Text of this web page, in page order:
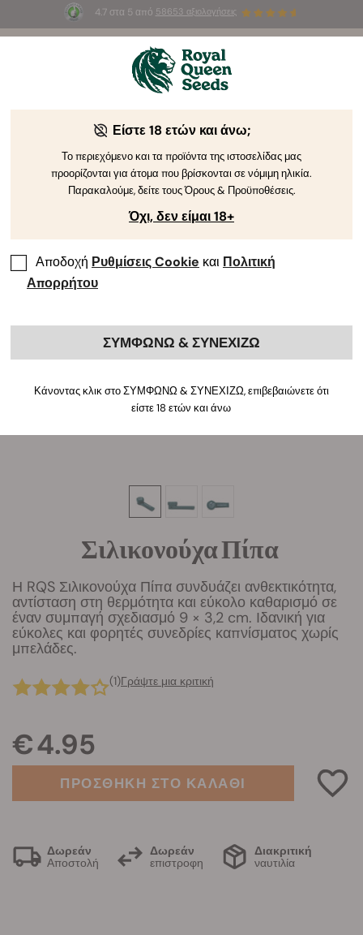
4.7 στα 5 από 58653 αξιολογήσεις
Summer Sales : Έως και -50%
προϊόντα! ⏤
Σιλικονούχα Πίπα
Η RQS Σιλικονούχα Πίπα συνδυάζει ανθεκτικότητα,
αντίσταση στη θερμότητα και εύκολο καθαρισμό σε
έναν συμπαγή σχεδιασμό 9 × 3,2 cm. Ιδανική για
εύκολες και φορητές συνεδρίες καπνίσματος χωρίς
μπελάδες.
(1)Γράψτε μια κριτική
€ 4.95
ΠΡΟΣΘΗΚΗ ΣΤΟ ΚΑΛΑΘΙ
Δωρεάν
Αποστολή
Δωρεάν
επιστροφη
Διακριτική
ναυτιλία
Είστε 18 ετών και άνω;
Το περιεχόμενο και τα προϊόντα της ιστοσελίδας μας
προορίζονται για άτομα που βρίσκονται σε νόμιμη ηλικία.
Παρακαλούμε, δείτε τους Όρους & Προϋποθέσεις.
Όχι, δεν είμαι 18+
Αποδοχή Ρυθμίσεις Cookie και Πολιτική
Απορρήτου
ΣΥΜΦΩΝΩ & ΣΥΝΕΧΙΖΩ
Κάνοντας κλικ στο ΣΥΜΦΩΝΩ & ΣΥΝΕΧΙΖΩ, επιβεβαιώνετε ότι
είστε 18 ετών και άνω